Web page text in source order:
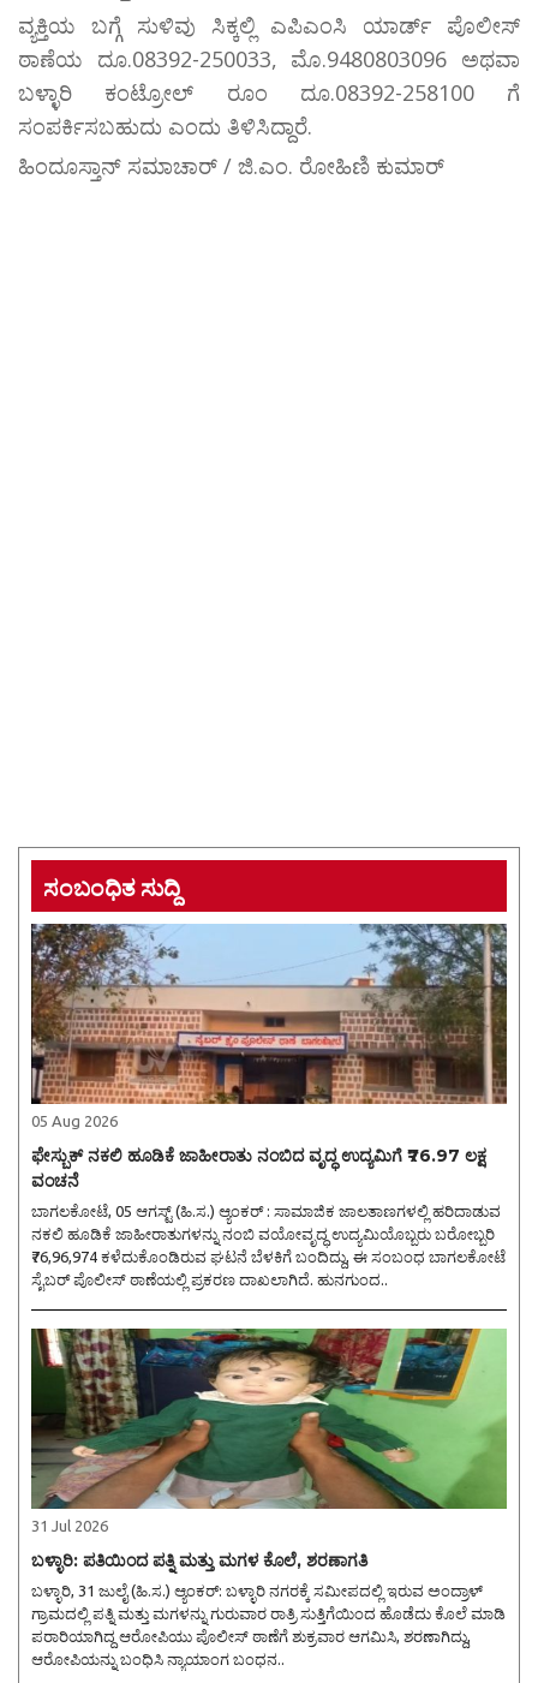
ವ್ಯಕ್ತಿಯ ಬಗ್ಗೆ ಸುಳಿವು ಸಿಕ್ಕಲ್ಲಿ ಎಪಿಎಂಸಿ ಯಾರ್ಡ್ ಪೊಲೀಸ್
ಠಾಣೆಯ ದೂ.08392-250033, ಮೊ.9480803096 ಅಥವಾ
ಬಳ್ಳಾರಿ ಕಂಟ್ರೋಲ್ ರೂಂ ದೂ.08392-258100 ಗೆ
ಸಂಪರ್ಕಿಸಬಹುದು ಎಂದು ತಿಳಿಸಿದ್ದಾರೆ.
ಹಿಂದೂಸ್ತಾನ್ ಸಮಾಚಾರ್ / ಜಿ.ಎಂ. ರೋಹಿಣಿ ಕುಮಾರ್
ಸಂಬಂಧಿತ ಸುದ್ದಿ
05 Aug 2026
ಫೇಸ್ಬುಕ್ ನಕಲಿ ಹೂಡಿಕೆ ಜಾಹೀರಾತು ನಂಬಿದ ವೃದ್ಧ ಉದ್ಯಮಿಗೆ ₹76.97 ಲಕ್ಷ
ವಂಚನೆ
ಬಾಗಲಕೋಟೆ, 05 ಆಗಸ್ಟ್ (ಹಿ.ಸ.) ಆ್ಯಂಕರ್ : ಸಾಮಾಜಿಕ ಜಾಲತಾಣಗಳಲ್ಲಿ ಹರಿದಾಡುವ
ನಕಲಿ ಹೂಡಿಕೆ ಜಾಹೀರಾತುಗಳನ್ನು ನಂಬಿ ವಯೋವೃದ್ಧ ಉದ್ಯಮಿಯೊಬ್ಬರು ಬರೋಬ್ಬರಿ
₹76,96,974 ಕಳೆದುಕೊಂಡಿರುವ ಘಟನೆ ಬೆಳಕಿಗೆ ಬಂದಿದ್ದು, ಈ ಸಂಬಂಧ ಬಾಗಲಕೋಟೆ
ಸೈಬರ್ ಪೊಲೀಸ್ ಠಾಣೆಯಲ್ಲಿ ಪ್ರಕರಣ ದಾಖಲಾಗಿದೆ. ಹುನಗುಂದ..
31 Jul 2026
ಬಳ್ಳಾರಿ: ಪತಿಯಿಂದ ಪತ್ನಿ ಮತ್ತು ಮಗಳ ಕೊಲೆ, ಶರಣಾಗತಿ
ಬಳ್ಳಾರಿ, 31 ಜುಲೈ (ಹಿ.ಸ.) ಆ್ಯಂಕರ್: ಬಳ್ಳಾರಿ ನಗರಕ್ಕೆ ಸಮೀಪದಲ್ಲಿ ಇರುವ ಅಂದ್ರಾಳ್
ಗ್ರಾಮದಲ್ಲಿ ಪತ್ನಿ ಮತ್ತು ಮಗಳನ್ನು ಗುರುವಾರ ರಾತ್ರಿ ಸುತ್ತಿಗೆಯಿಂದ ಹೊಡೆದು ಕೊಲೆ ಮಾಡಿ
ಪರಾರಿಯಾಗಿದ್ದ ಆರೋಪಿಯು ಪೊಲೀಸ್ ಠಾಣೆಗೆ ಶುಕ್ರವಾರ ಆಗಮಿಸಿ, ಶರಣಾಗಿದ್ದು,
ಆರೋಪಿಯನ್ನು ಬಂಧಿಸಿ ನ್ಯಾಯಾಂಗ ಬಂಧನ..